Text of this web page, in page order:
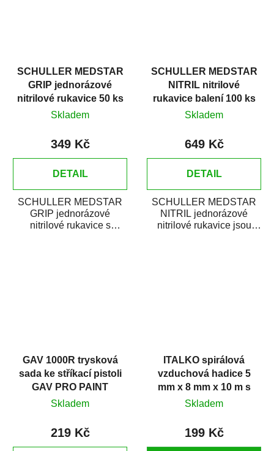
SCHULLER MEDSTAR
GRIP jednorázové
nitrilové rukavice 50 ks
Skladem
349 Kč
DETAIL
SCHULLER MEDSTAR
GRIP jednorázové
nitrilové rukavice s
SCHULLER MEDSTAR
NITRIL nitrilové
rukavice balení 100 ks
Skladem
649 Kč
DETAIL
SCHULLER MEDSTAR
NITRIL jednorázové
nitrilové rukavice jsou
GAV 1000R trysková
sada ke stříkací pistoli
GAV PRO PAINT
Skladem
219 Kč
ITALKO spirálová
vzduchová hadice 5
mm x 8 mm x 10 m s
rychlospojkami
Skladem
199 Kč